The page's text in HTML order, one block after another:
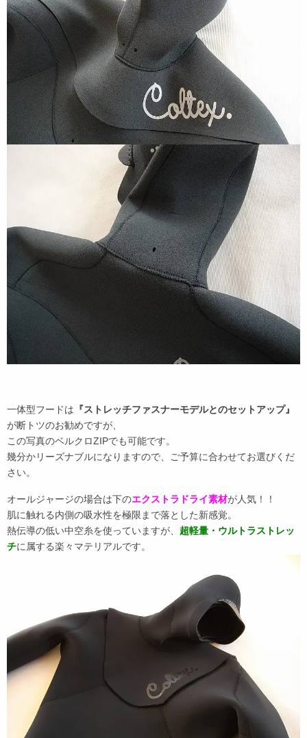
一体型フードは 『ストレッチファスナーモデルとのセットアップ』
が断トツのお勧めですが、
この写真のベルクロZIPでも可能です。
幾分かリーズナブルになりますので、ご予算に合わせてお選びくだ
さい。
オールジャージの場合は下のエクストラドライ素材が人気！！
肌に触れる内側の吸水性を極限まで落とした新感覚。
熱伝導の低い中空糸を使っていますが、 超軽量・ウルトラストレッ
チに属する楽々マテリアルです。